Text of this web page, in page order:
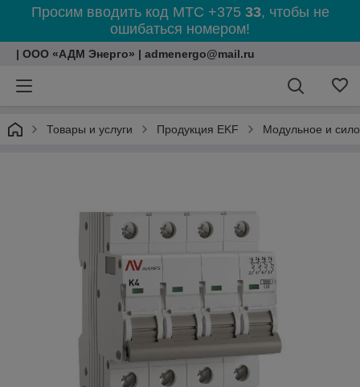
Просим вводить код МТС +375 33, чтобы не
ошибаться номером!
| ООО «АДМ Энерго» | admenergo@mail.ru
Товары и услуги Продукция EKF Модульное и